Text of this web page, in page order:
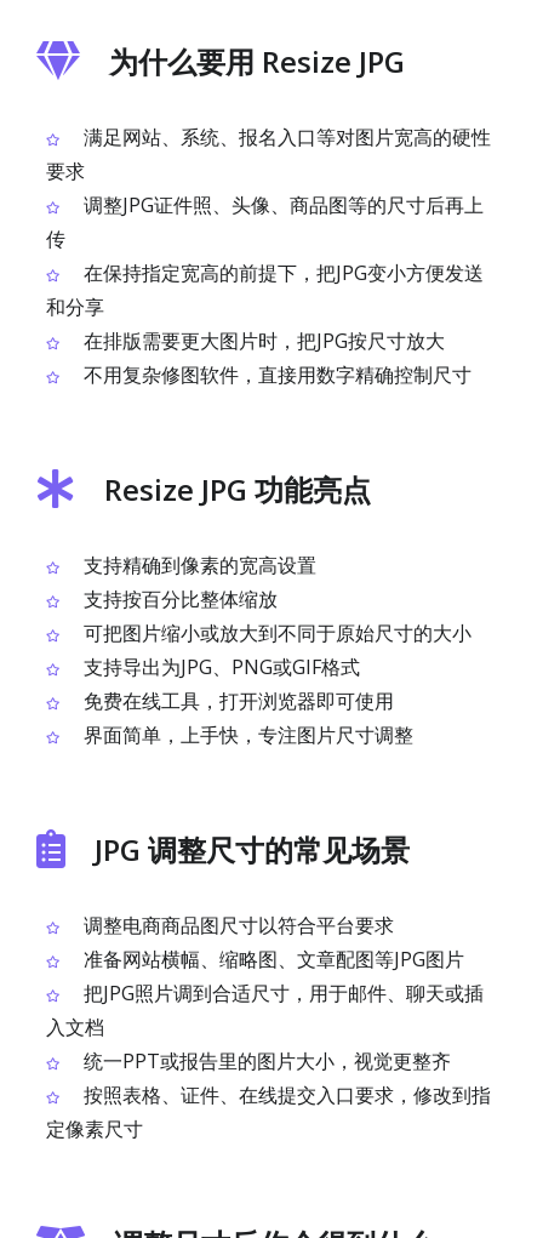
为什么要用 Resize JPG
满足网站、系统、报名入口等对图片宽高的硬性
要求
调整JPG证件照、头像、商品图等的尺寸后再上
传
在保持指定宽高的前提下，把JPG变小方便发送
和分享
在排版需要更大图片时，把JPG按尺寸放大
不用复杂修图软件，直接用数字精确控制尺寸
Resize JPG 功能亮点
支持精确到像素的宽高设置
支持按百分比整体缩放
可把图片缩小或放大到不同于原始尺寸的大小
支持导出为JPG、PNG或GIF格式
免费在线工具，打开浏览器即可使用
界面简单，上手快，专注图片尺寸调整
JPG 调整尺寸的常见场景
调整电商商品图尺寸以符合平台要求
准备网站横幅、缩略图、文章配图等JPG图片
把JPG照片调到合适尺寸，用于邮件、聊天或插
入文档
统一PPT或报告里的图片大小，视觉更整齐
按照表格、证件、在线提交入口要求，修改到指
定像素尺寸